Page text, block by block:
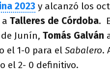
2023 y alcanzó los
Talleres de Córdoba.
Junín, Tomás Galván
el 1-0 para el Sabalero.
el 2- 0 definitivo.